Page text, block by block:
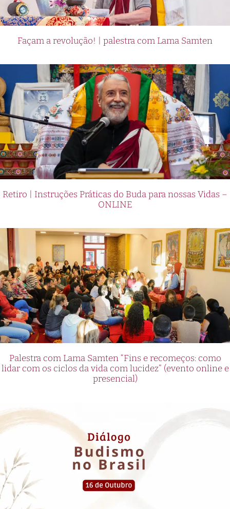
Façam a revolução! | palestra com Lama Samten
Retiro | Instruções Práticas do Buda para nossas Vidas –
ONLINE
Palestra com Lama Samten “Fins e recomeços: como
lidar com os ciclos da vida com lucidez” (evento online e
presencial)